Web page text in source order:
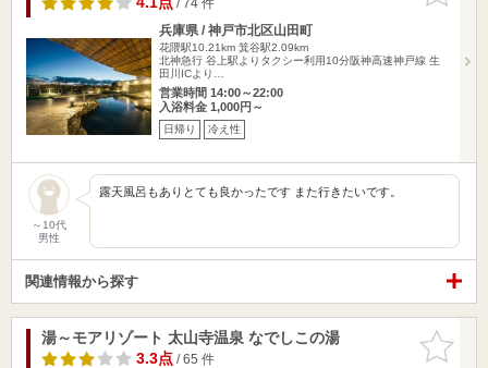
兵庫県 / 神戸市北区山田町
花隈駅10.21km 箕谷駅2.09km
北神急行 谷上駅よりタクシー利用10分阪神高速神戸線 生
田川ICより…
営業時間 14:00～22:00
入浴料金 1,000円～
日帰り 冷え性
～10代
男性
露天風呂もありとても良かったです また行きたいです。
関連情報から探す
お気に入
りに追加
湯～モアリゾート 太山寺温泉 なでしこの湯
3.3点/ 65 件